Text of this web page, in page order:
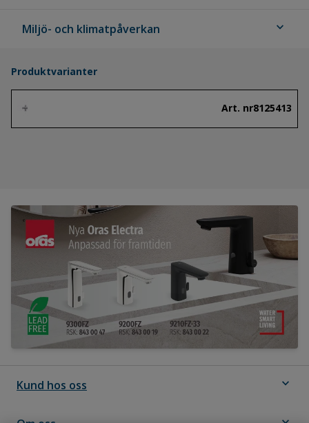
Miljö- och klimatpåverkan expand_more
Produktvarianter
Art. nr8125413
Kund hos oss expand_more